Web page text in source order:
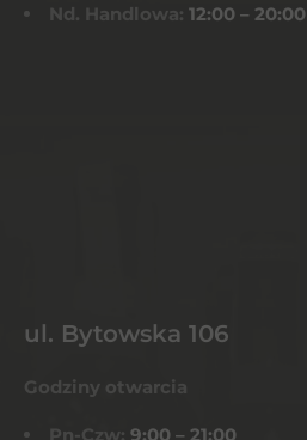
Nd. Handlowa: 12:00 – 20:00
ul. Bytowska 106
Godziny otwarcia
Pn-Czw: 9:00 – 21:00